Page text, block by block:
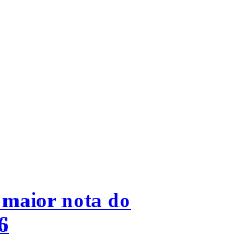
nota do